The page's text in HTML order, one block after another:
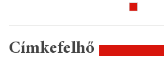
Címkefelhő